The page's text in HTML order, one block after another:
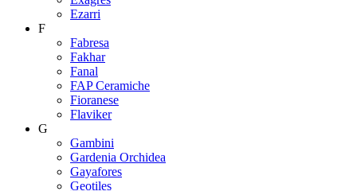
Ezarri
F
Fabresa
Fakhar
Fanal
FAP Ceramiche
Fioranese
Flaviker
G
Gambini
Gardenia Orchidea
Gayafores
Geotiles